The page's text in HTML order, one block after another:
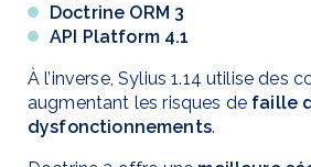
Doctrine ORM 3
API Platform 4.1
À l’inverse, Sylius 1.14 utilise des
augmentant les risques de faille
dysfonctionnements.